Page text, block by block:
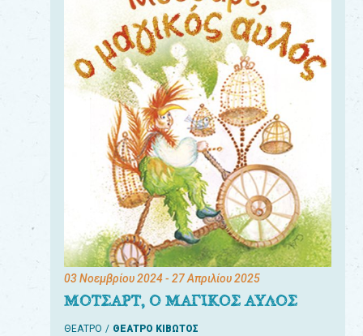
03 Νοεμβρίου 2024- 27 Απριλίου 2025
ΜΟΤΣΑΡΤ, Ο ΜΑΓΙΚΟΣ ΑΥΛΟΣ
ΘΕΑΤΡΟ ΘΕΑΤΡΟ ΚΙΒΩΤΟΣ